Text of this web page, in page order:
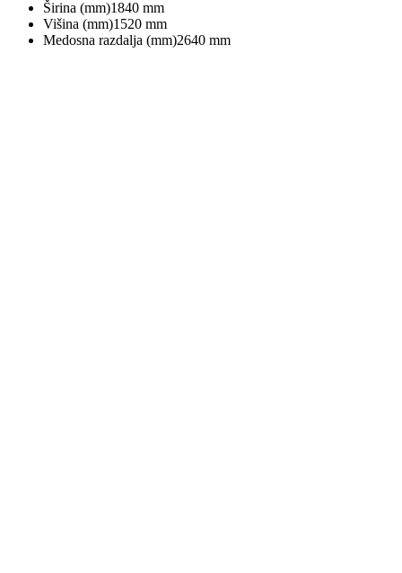
Širina (mm)1840 mm
Višina (mm)1520 mm
Medosna razdalja (mm)2640 mm